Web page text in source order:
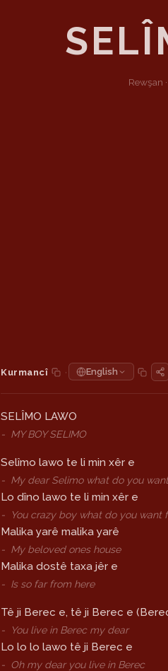
Rewşan ·
Kurmancî · English
SELÎMO LAWO
- MY BOY SELIMO
Selîmo lawo te li min xêr e
- My dear Selimo what do you
Lo dîno lawo te li min xêr e
- You crazy boy what do you want
Malika yarê malika yarê
- My beloved ones house
Malika dostê taxa jêr e
- Is so far from here
Tê ji Berec e, tê ji Berec e
- You live in Berec my dear
Lo lo lo lawo tê ji Berec e
- Oh my dear you live in Berec